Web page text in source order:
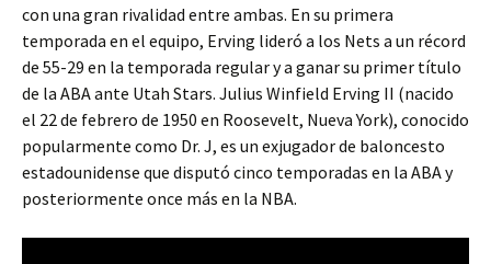
con una gran rivalidad entre ambas. En su primera
temporada en el equipo, Erving lideró a los Nets a un récord
de 55-29 en la temporada regular y a ganar su primer título
de la ABA ante Utah Stars. Julius Winfield Erving II (nacido
el 22 de febrero de 1950 en Roosevelt, Nueva York), conocido
popularmente como Dr. J, es un exjugador de baloncesto
estadounidense que disputó cinco temporadas en la ABA y
posteriormente once más en la NBA.